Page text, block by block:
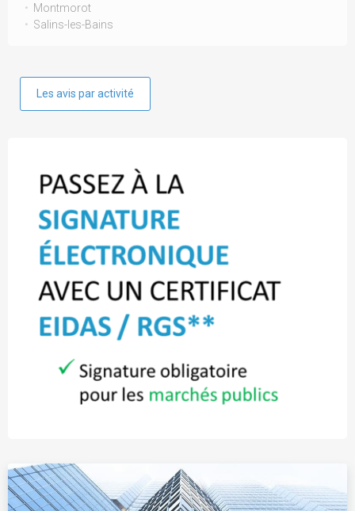
Montmorot
Salins-les-Bains
Les avis par activité